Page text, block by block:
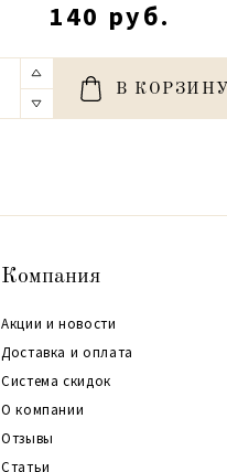
140 руб.
В КОРЗИНУ
Компания
Акции и новости
Доставка и оплата
Система скидок
О компании
Отзывы
Статьи